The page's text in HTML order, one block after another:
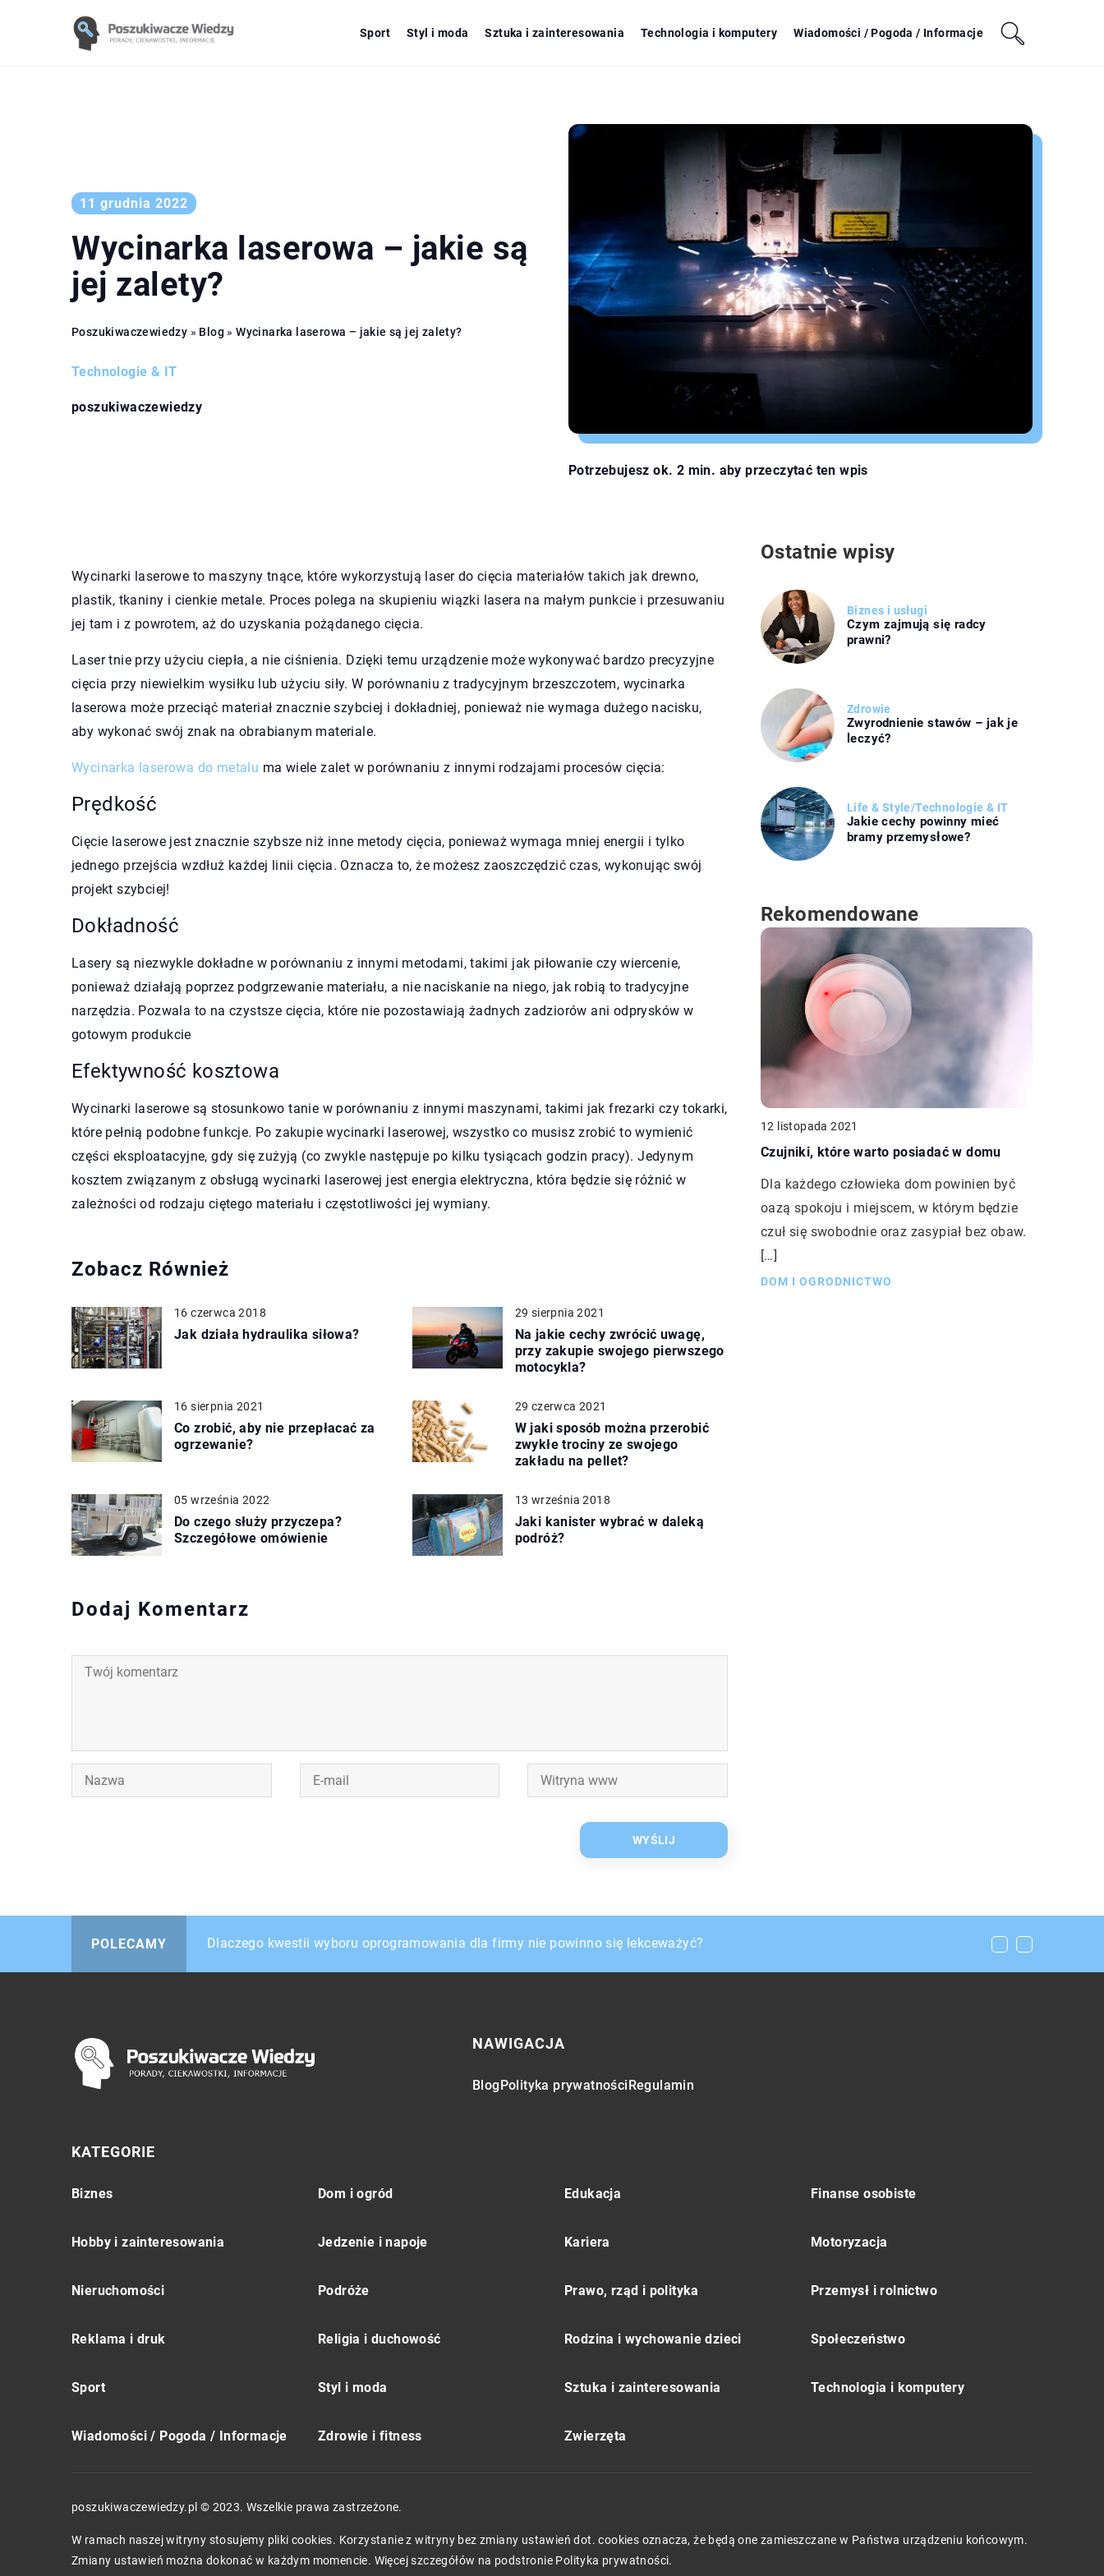
Sport Styl i moda Sztuka i zainteresowania Technologia i komputery Wiadomości / Pogoda / Informacje
11 grudnia 2022
Wycinarka laserowa – jakie są
jej zalety?
Poszukiwaczewiedzy » Blog »Wycinarka laserowa – jakie są jej zalety?
Technologie & IT
poszukiwaczewiedzy
Potrzebujesz ok. 2 min. aby przeczytać ten wpis
Wycinarki laserowe to maszyny tnące, które wykorzystują laser do cięcia materiałów takich jak drewno,
plastik, tkaniny i cienkie metale. Proces polega na skupieniu wiązki lasera na małym punkcie i przesuwaniu
jej tam i z powrotem, aż do uzyskania pożądanego cięcia.
Laser tnie przy użyciu ciepła, a nie ciśnienia. Dzięki temu urządzenie może wykonywać bardzo precyzyjne
cięcia przy niewielkim wysiłku lub użyciu siły. W porównaniu z tradycyjnym brzeszczotem, wycinarka
laserowa może przeciąć materiał znacznie szybciej i dokładniej, ponieważ nie wymaga dużego nacisku,
aby wykonać swój znak na obrabianym materiale.
Wycinarka laserowa do metalu ma wiele zalet w porównaniu z innymi rodzajami procesów cięcia:
Prędkość
Cięcie laserowe jest znacznie szybsze niż inne metody cięcia, ponieważ wymaga mniej energii i tylko
jednego przejścia wzdłuż każdej linii cięcia. Oznacza to, że możesz zaoszczędzić czas, wykonując swój
projekt szybciej!
Dokładność
Lasery są niezwykle dokładne w porównaniu z innymi metodami, takimi jak piłowanie czy wiercenie,
ponieważ działają poprzez podgrzewanie materiału, a nie naciskanie na niego, jak robią to tradycyjne
narzędzia. Pozwala to na czystsze cięcia, które nie pozostawiają żadnych zadziorów ani odprysków w
gotowym produkcie
Efektywność kosztowa
Wycinarki laserowe są stosunkowo tanie w porównaniu z innymi maszynami, takimi jak frezarki czy tokarki,
które pełnią podobne funkcje. Po zakupie wycinarki laserowej, wszystko co musisz zrobić to wymienić
części eksploatacyjne, gdy się zużyją (co zwykle następuje po kilku tysiącach godzin pracy). Jedynym
kosztem związanym z obsługą wycinarki laserowej jest energia elektryczna, która będzie się różnić w
zależności od rodzaju ciętego materiału i częstotliwości jej wymiany.
Zobacz Również
16 czerwca 2018
Jak działa hydraulika siłowa?
29 sierpnia 2021
Na jakie cechy zwrócić uwagę,
przy zakupie swojego pierwszego
motocykla?
16 sierpnia 2021
Co zrobić, aby nie przepłacać za
ogrzewanie?
29 czerwca 2021
W jaki sposób można przerobić
zwykłe trociny ze swojego
zakładu na pellet?
05 września 2022
Do czego służy przyczepa?
Szczegółowe omówienie
13 września 2018
Jaki kanister wybrać w daleką
podróż?
Dodaj Komentarz
Ostatnie wpisy
Biznes i usługi
Czym zajmują się radcy
prawni?
Zdrowie
Zwyrodnienie stawów – jak je
leczyć?
Life & Style/Technologie & IT
Jakie cechy powinny mieć
bramy przemysłowe?
Rekomendowane
12 listopada 2021
Czujniki, które warto posiadać w domu
Dla każdego człowieka dom powinien być
oazą spokoju i miejscem, w którym będzie
czuł się swobodnie oraz zasypiał bez obaw.
[…]
DOM I OGRODNICTWO
POLECAMY Zalety aparatów cyfrowych
Dlaczego kwestii wyboru oprogramowania dla firmy nie powinno się lekceważyć?
W którym miesiącu najlepiej brać ślub?
NAWIGACJA
BlogPolityka prywatnościRegulamin
KATEGORIE
Biznes Dom i ogród Edukacja Finanse osobiste
Hobby i zainteresowania Jedzenie i napoje Kariera Motoryzacja
Nieruchomości Podróże Prawo, rząd i polityka Przemysł i rolnictwo
Reklama i druk Religia i duchowość Rodzina i wychowanie dzieci Społeczeństwo
Sport Styl i moda Sztuka i zainteresowania Technologia i komputery
Wiadomości / Pogoda / Informacje Zdrowie i fitness Zwierzęta
poszukiwaczewiedzy.pl © 2023. Wszelkie prawa zastrzeżone.
W ramach naszej witryny stosujemy pliki cookies. Korzystanie z witryny bez zmiany ustawień dot. cookies oznacza, że będą one zamieszczane w Państwa urządzeniu końcowym.
Zmiany ustawień można dokonać w każdym momencie. Więcej szczegółów na podstronie Polityka prywatności.